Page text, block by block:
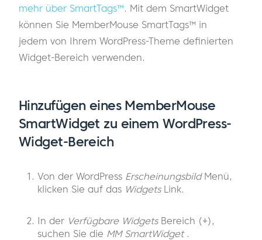
mehr über SmartTags™. Mit dem SmartWidget
können Sie MemberMouse SmartTags™ in
jedem von Ihrem WordPress-Theme definierten
Widget-Bereich verwenden.
Hinzufügen eines MemberMouse
SmartWidget zu einem WordPress-
Widget-Bereich
Von der WordPress ErscheinungsbildMenü,
klicken Sie auf das WidgetsLink.
In der Verfügbare WidgetsBereich (+),
suchen Sie die MM SmartWidget.